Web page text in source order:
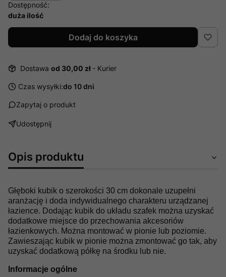
Dostępność:
duża ilość
Dodaj do koszyka
Dostawa od 30,00 zł - Kurier
Czas wysyłki:do 10 dni
Zapytaj o produkt
Udostępnij
Opis produktu
Głęboki kubik o szerokości 30 cm dokonale uzupełni
aranżację i doda indywidualnego charakteru urządzanej
łazience. Dodając kubik do układu szafek można uzyskać
dodatkowe miejsce do przechowania akcesoriów
łazienkowych. Można montować w pionie lub poziomie.
Zawieszając kubik w pionie można zmontować go tak, aby
uzyskać dodatkową półkę na środku lub nie.
Informacje ogólne